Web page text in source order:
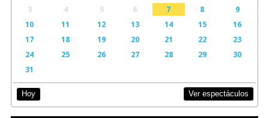
3
4 5 6 7 8
9
10
11 12 13 14 15
16
17
18 19 20 21 22
23
24
25 26 27 28 29
30
31
Hoy Ver espectáculos